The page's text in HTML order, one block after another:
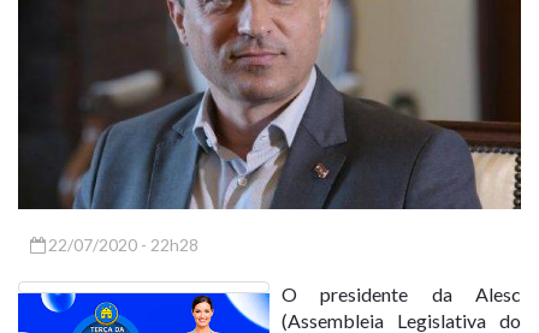
22/07/2020 - 22h28
O presidente da Alesc
(Assembleia Legislativa do